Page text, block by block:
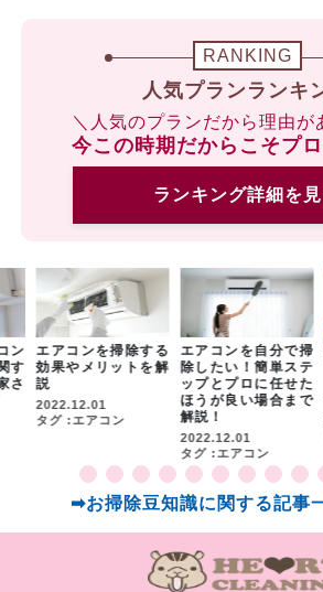
RANKING
人気プランランキ
＼人気のプランだから理由が
今この時期だからこそプ
ランキング詳細を
ン
す
さ
エアコンを掃除する
効果やメリットを解
説
2022.12.01
タグ :エアコン
エアコンを自分で掃
除したい！簡単ステ
ップとプロに任せた
ほうが良い場合まで
解説！
2022.12.01
タグ :エアコン
➡お掃除豆知識に関する記事